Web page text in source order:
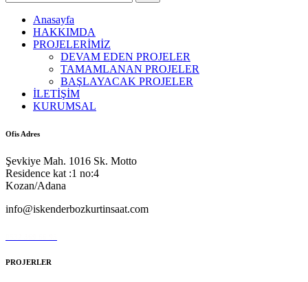
Anasayfa
HAKKIMDA
PROJELERİMİZ
DEVAM EDEN PROJELER
TAMAMLANAN PROJELER
BAŞLAYACAK PROJELER
İLETİŞİM
KURUMSAL
Ofis Adres
Şevkiye Mah. 1016 Sk. Motto
Residence kat :1 no:4
Kozan/Adana
info@iskenderbozkurtinsaat.com
PROJERLER